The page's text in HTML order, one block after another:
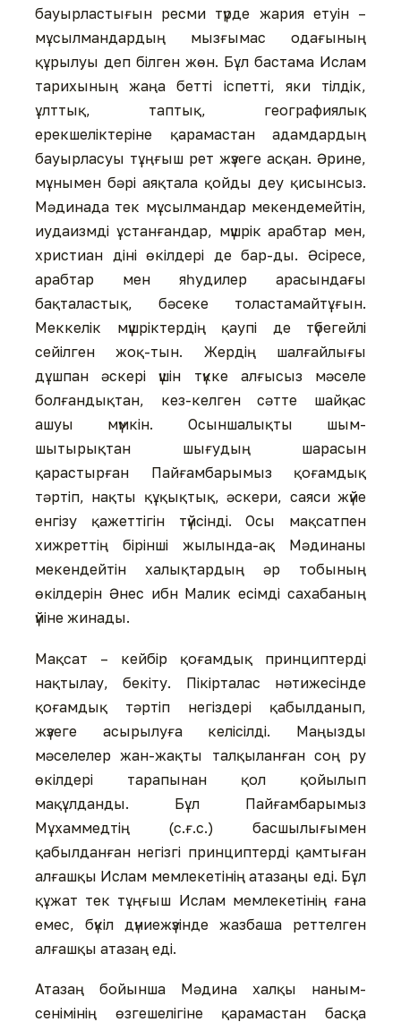
бауырластығын ресми түрде жария етуін –
мұсылмандардың мызғымас одағының
құрылуы деп білген жөн. Бұл бастама Ислам
тарихының жаңа бетті іспетті, яки тілдік,
ұлттық, таптық, географиялық
ерекшеліктеріне қарамастан адамдардың
бауырласуы тұңғыш рет жүзеге асқан. Әрине,
мұнымен бәрі аяқтала қойды деу қисынсыз.
Мәдинада тек мұсылмандар мекендемейтін,
иудаизмді ұстанғандар, мүшрік арабтар мен,
христиан діні өкілдері де бар-ды. Әсіресе,
арабтар мен яһудилер арасындағы
бақталастық, бәсеке толастамайтұғын.
Меккелік мүшріктердің қаупі де түбегейлі
сейілген жоқ-тын. Жердің шалғайлығы
дұшпан әскері үшін түкке алғысыз мәселе
болғандықтан, кез-келген сәтте шайқас
ашуы мүмкін. Осыншалықты шым-
шытырықтан шығудың шарасын
қарастырған Пайғамбарымыз қоғамдық
тәртіп, нақты құқықтық, әскери, саяси жүйе
енгізу қажеттігін түйсінді. Осы мақсатпен
хижреттің бірінші жылында-ақ Мәдинаны
мекендейтін халықтардың әр тобының
өкілдерін Әнес ибн Малик есімді сахабаның
үйіне жинады.
Мақсат – кейбір қоғамдық принциптерді
нақтылау, бекіту. Пікірталас нәтижесінде
қоғамдық тәртіп негіздері қабылданып,
жүзеге асырылуға келісілді. Маңызды
мәселелер жан-жақты талқыланған соң ру
өкілдері тарапынан қол қойылып
мақұлданды. Бұл Пайғамбарымыз
Мұхаммедтің (с.ғ.с.) басшылығымен
қабылданған негізгі принциптерді қамтыған
алғашқы Ислам мемлекетінің атазаңы еді. Бұл
құжат тек тұңғыш Ислам мемлекетінің ғана
емес, бүкіл дүниежүзінде жазбаша реттелген
алғашқы атазаң еді.
Атазаң бойынша Мәдина халқы наным-
сенімінің өзгешелігіне қарамастан басқа